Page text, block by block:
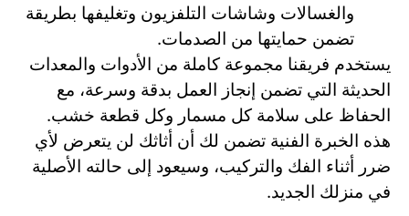
والغسالات وشاشات التلفزيون وتغليفها بطريقة
تضمن حمايتها من الصدمات.
يستخدم فريقنا مجموعة كاملة من الأدوات والمعدات
الحديثة التي تضمن إنجاز العمل بدقة وسرعة، مع
الحفاظ على سلامة كل مسمار وكل قطعة خشب.
هذه الخبرة الفنية تضمن لك أن أثاثك لن يتعرض لأي
ضرر أثناء الفك والتركيب، وسيعود إلى حالته الأصلية
في منزلك الجديد.